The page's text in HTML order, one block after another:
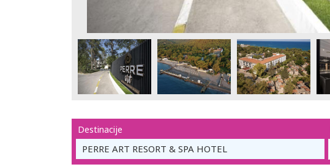
Destinacije
PERRE ART RESORT & SPA HOTEL